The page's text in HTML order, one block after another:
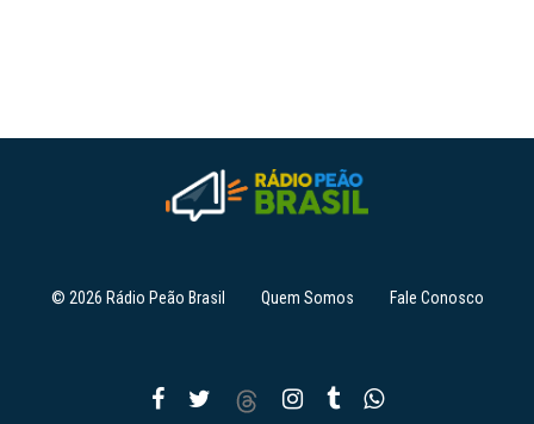
© 2026 Rádio Peão Brasil Quem Somos Fale Conosco